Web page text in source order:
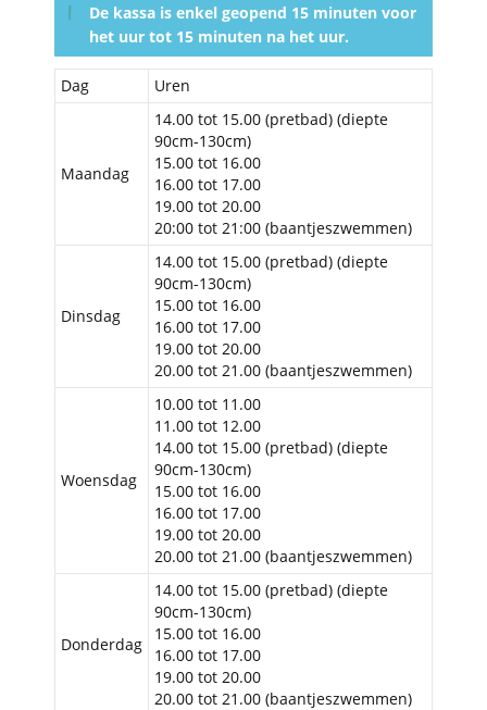
De kassa is enkel geopend 15 minuten voor
het uur tot 15 minuten na het uur.
Dag Uren
Maandag
14.00 tot 15.00 (pretbad) (diepte
90cm-130cm)
15.00 tot 16.00
16.00 tot 17.00
19.00 tot 20.00
20:00 tot 21:00 (baantjeszwemmen)
Dinsdag
14.00 tot 15.00 (pretbad) (diepte
90cm-130cm)
15.00 tot 16.00
16.00 tot 17.00
19.00 tot 20.00
20.00 tot 21.00 (baantjeszwemmen)
Woensdag
10.00 tot 11.00
11.00 tot 12.00
14.00 tot 15.00 (pretbad) (diepte
90cm-130cm)
15.00 tot 16.00
16.00 tot 17.00
19.00 tot 20.00
20.00 tot 21.00 (baantjeszwemmen)
Donderdag
14.00 tot 15.00 (pretbad) (diepte
90cm-130cm)
15.00 tot 16.00
16.00 tot 17.00
19.00 tot 20.00
20.00 tot 21.00 (baantjeszwemmen)